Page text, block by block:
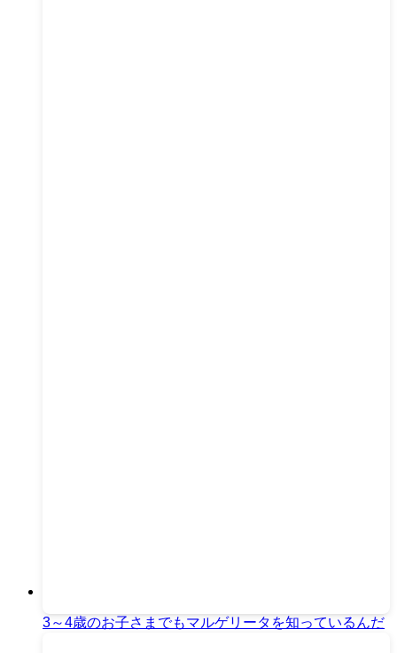
3～4歳のお子さまでもマルゲリータを知っているんだ